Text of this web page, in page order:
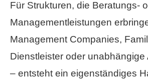
Für Strukturen, die Beratungs-
Managementleistungen
Management Companies,
Dienstleister oder unabhängige
– entsteht ein eigenständiges